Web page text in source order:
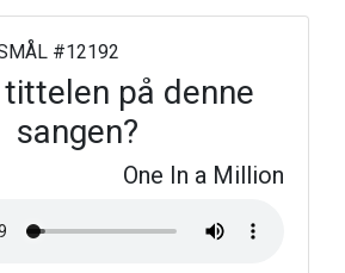
#12192
tittelen på denne
sangen?
One In a Million